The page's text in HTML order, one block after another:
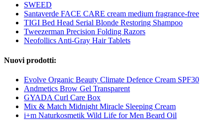
SWEED
Santaverde FACE CARE cream medium fragrance-free
TIGI Bed Head Serial Blonde Restoring Shampoo
Tweezerman Precision Folding Razors
Neofollics Anti-Gray Hair Tablets
Nuovi prodotti:
Evolve Organic Beauty Climate Defence Cream SPF30
Andmetics Brow Gel Transparent
GYADA Curl Care Box
Mix & Match Midnight Miracle Sleeping Cream
i+m Naturkosmetik Wild Life for Men Beard Oil